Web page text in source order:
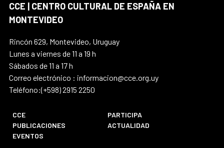
CCE | CENTRO CULTURAL DE ESPAÑA EN
MONTEVIDEO
Rincón 629, Montevideo, Uruguay
Lunes a viernes de 11 a 19 h
Sábados de 11 a 17 h
Correo electrónico : informacion@cce.org.uy
Teléfono:(+598) 2915 2250
CCE
PARTICIPA
PUBLICACIONES
ACTUALIDAD
EVENTOS